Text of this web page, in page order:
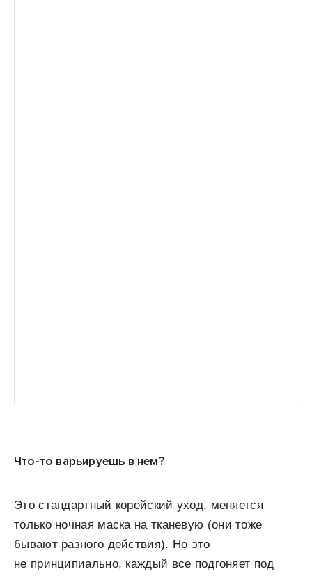
Что-то варьируешь в нем?
Это стандартный корейский уход, меняется
только ночная маска на тканевую (они тоже
бывают разного действия). Но это
не принципиально, каждый все подгоняет под